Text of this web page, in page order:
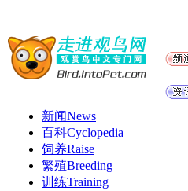
新闻News
百科Cyclopedia
饲养Raise
繁殖Breeding
训练Training